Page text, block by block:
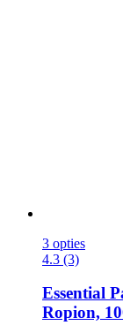
3 opties
4.3 (3)
Essential
Ropion,